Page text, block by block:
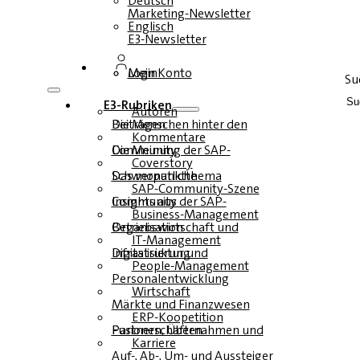
Marketing-Newsletter
Englisch
E3-Newsletter
Login
Mein Konto
E3-Rubriken
Autoren
Die Menschen hinter den Beiträgen
Kommentare
Die Meinung der SAP-Community
Coverstory
Das monatliche Schwerpunktthema
SAP-Community-Szene
Insights aus der SAP-Community
Business-Management
Betriebswirtschaft und Organisation
IT-Management
Infrastruktur und Digitalisierung
People-Management
Personalentwicklung
Wirtschaft
Märkte und Finanzwesen
ERP-Koopetition
Fusionen, Übernahmen und Partnerschaften
Karriere
Auf-, Ab-, Um- und Aussteiger